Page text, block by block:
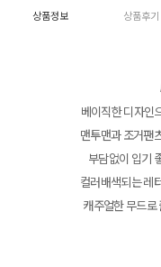
상품정보 상품후기
베이직한 디자인
맨투맨과 조거팬
부담없이 입기
컬러배색되는 레
캐주얼한 무드로